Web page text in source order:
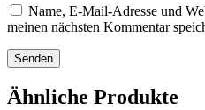
Name, E-Mail-Adresse und
meinen nächsten Kommentar
Ähnliche Produkte